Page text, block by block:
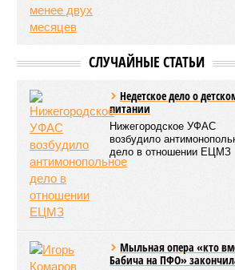
СЛУЧАЙНЫЕ СТАТЬИ
Недетское дело о
питании
Нижегородское УФАС
возбудило
дело в отношении ЕЦМЗ
Мыльная опера «кто
Бабича на ПФО»